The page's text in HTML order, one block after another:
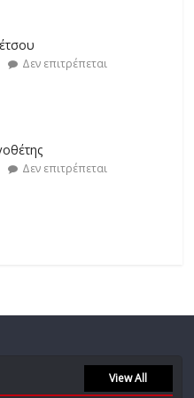
Δεν επιτρέπεται
Δεν επιτρέπεται
View All